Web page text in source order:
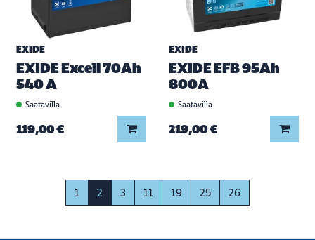
EXIDE
EXIDE Excell 70Ah
540 A
Saatavilla
119,00 € Lisää koriin
EXIDE
EXIDE EFB 95Ah
800A
Saatavilla
219,00 €
1 2 3 11 19 25 26